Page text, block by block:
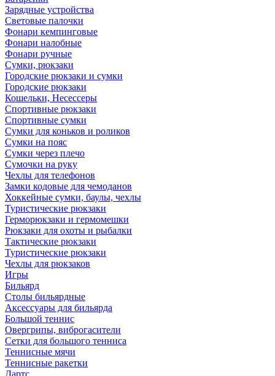
Зарядные устройства
Световые палочки
Фонари кемпинговые
Фонари налобные
Фонари ручные
Сумки, рюкзаки
Городские рюкзаки и сумки
Городские рюкзаки
Кошельки, Несессеры
Спортивные рюкзаки
Спортивные сумки
Сумки для коньков и роликов
Сумки на пояс
Сумки через плечо
Сумочки на руку
Чехлы для телефонов
Замки кодовые для чемоданов
Хоккейные сумки, баулы, чехлы
Туристические рюкзаки
Герморюкзаки и гермомешки
Рюкзаки для охоты и рыбалки
Тактические рюкзаки
Туристические рюкзаки
Чехлы для рюкзаков
Игры
Бильярд
Столы бильярдные
Аксессуары для бильярда
Большой теннис
Овергрипы, виброгасители
Сетки для большого тенниса
Теннисные мячи
Теннисные ракетки
Дартс